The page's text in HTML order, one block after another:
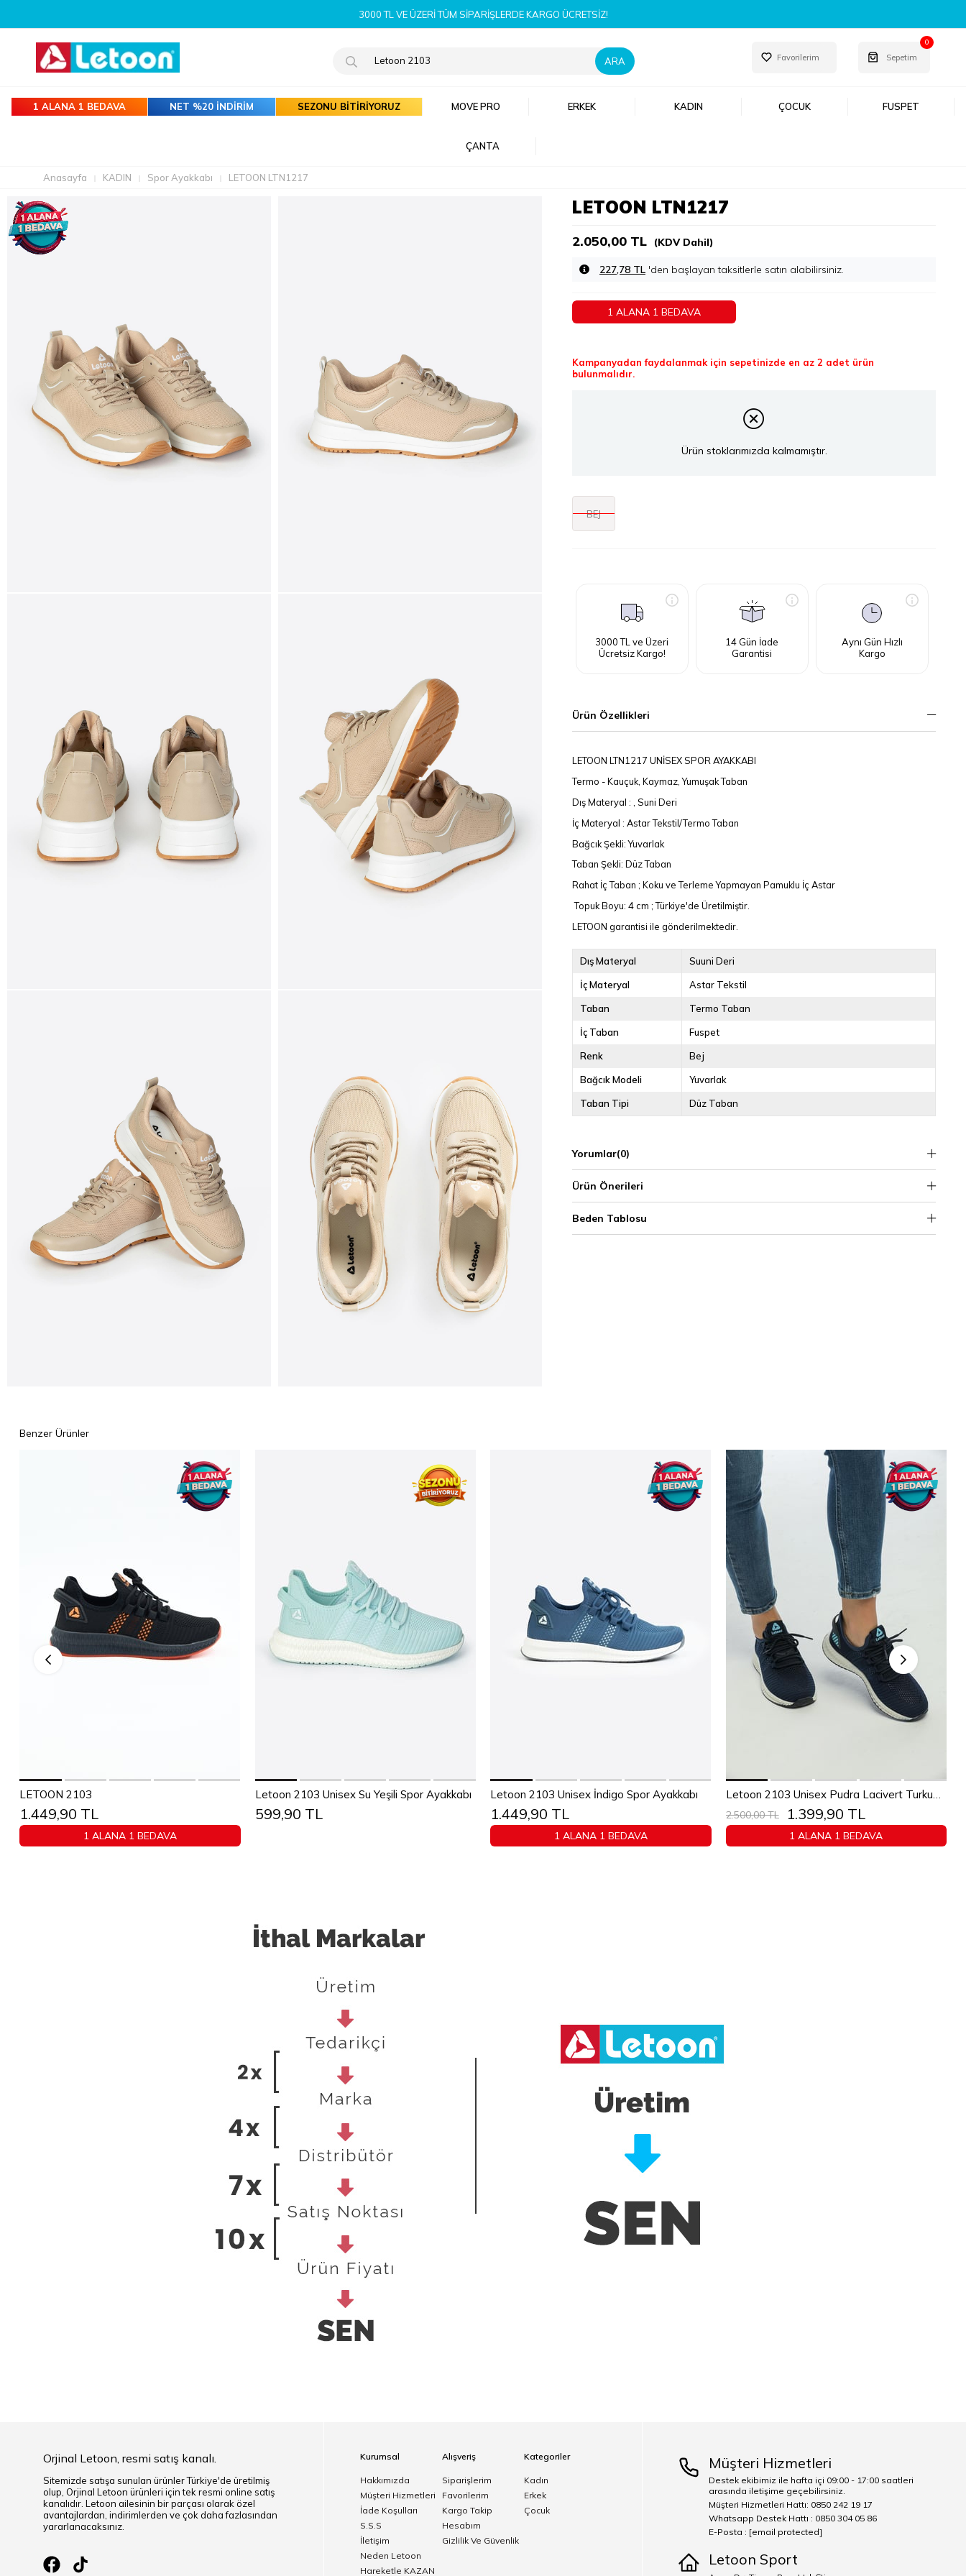
YENI SEZON ÜRÜNLERI ŞIMDI KEŞFET!
Favorilerim Sepetim
0
1 ALANA 1 BEDAVA NET %20 İNDİRİM SEZONU BİTİRİYORUZ MOVE PRO ERKEK KADIN ÇOCUK FUSPET
ÇANTA
Anasayfa KADIN Spor Ayakkabı LETOON LTN1217
LETOON LTN1217
2.050,00 TL (KDV Dahil)
227,78 TL 'den başlayan taksitlerle
1 ALANA 1 BEDAVA
Kampanyadan faydalanmak için sepetinizde en az 2 adet ürün
bulunmalıdır.
Ürün stoklarımızda kalmamıştır.
BEJ
3000 TL ve Üzeri
Ücretsiz Kargo!
14 Gün İade
Garantisi
Aynı Gün Hızlı
Kargo
Ürün Özellikleri
LETOON LTN1217 UNİSEX SPOR AYAKKABI
Termo - Kauçuk, Kaymaz, Yumuşak Taban
Dış Materyal : , Suni Deri
İç Materyal : Astar Tekstil/Termo Taban
Bağcık Şekli: Yuvarlak
Taban Şekli: Düz Taban
Rahat İç Taban ; Koku ve Terleme Yapmayan Pamuklu İç Astar
Topuk Boyu: 4 cm ; Türkiye'de Üretilmiştir.
LETOON garantisi ile gönderilmektedir.
Dış Materyal Suuni Deri
İç Materyal Astar Tekstil
Taban Termo Taban
İç Taban Fuspet
Renk Bej
Bağcık Modeli Yuvarlak
Taban Tipi Düz Taban
Yorumlar(0)
Ürün Önerileri
Beden Tablosu
Benzer Ürünler
36 37 38
LETOON 2103
1.449,90 TL
1 ALANA 1 BEDAVA
Sepete Ekle
37 38 39 40 41 42
43
Letoon 2103 Unisex Su Yeşili Spor Ayakkabı
599,90 TL
Sepete Ekle
37 38 39 40
43
Letoon 2103 Unisex İndigo Spor Ayakkabı
1.449,90 TL
1 ALANA 1 BEDAVA
Sepete Ekle
37 38 40 42
43
44
45
1.399,90 TL
2.500,00 TL
1 ALANA 1 BEDAVA
Orjinal Letoon, resmi satış kanalı.
Sitemizde satışa sunulan ürünler Türkiye'de üretilmiş
olup, Orjinal Letoon ürünleri için tek resmi online satış
kanalıdır. Letoon ailesinin bir parçası olarak özel
avantajlardan, indirimlerden ve çok daha fazlasından
yararlanacaksınız.
Kurumsal
Hakkımızda
Müşteri Hizmetleri
İade Koşulları
S.S.S
İletişim
Neden Letoon
Hareketle KAZAN
Alışveriş
Siparişlerim
Favorilerim
Kargo Takip
Hesabım
Gizlilik Ve Güvenlik
Kategoriler
Kadın
Erkek
Çocuk
Müşteri Hizmetleri
Destek ekibimiz ile hafta içi 09:00 - 17:00 saatleri
arasında iletişime geçebilirsiniz.
Müşteri Hizmetleri Hattı: 0850 242 19 17
Whatsapp Destek Hattı : 0850 304 05 86
E-Posta : [email protected]
Letoon Sport